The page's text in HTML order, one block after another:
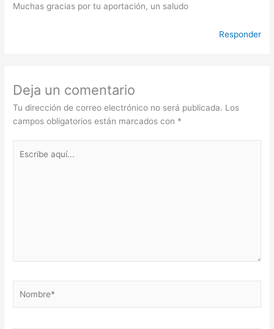
Muchas gracias por tu aportación, un saludo
Responder
Deja un comentario
Tu dirección de correo electrónico no será publicada. Los
campos obligatorios están marcados con *
aquí...